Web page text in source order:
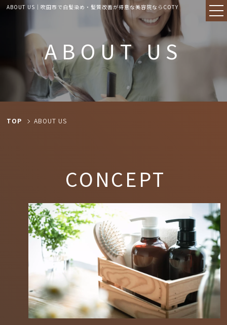
ABOUT US｜吹田市で白髪染め・髪質改善が得意な美容院ならCOTY
ABOUT US
TOP ABOUT US
CONCEPT